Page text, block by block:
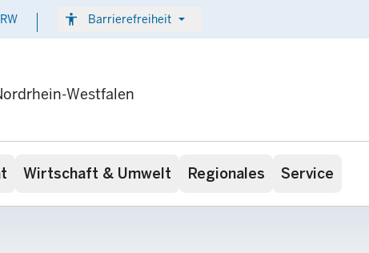
accessibility Barrierefreiheit arrow_drop_down
Westfalen
Wirtschaft & Umwelt Regionales Service